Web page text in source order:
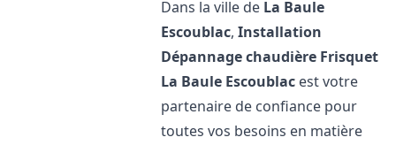
Dans la ville de La Baule
Escoublac,Installation
Dépannage chaudière Frisquet
La Baule Escoublac est votre
partenaire de confiance pour
toutes vos besoins en matière